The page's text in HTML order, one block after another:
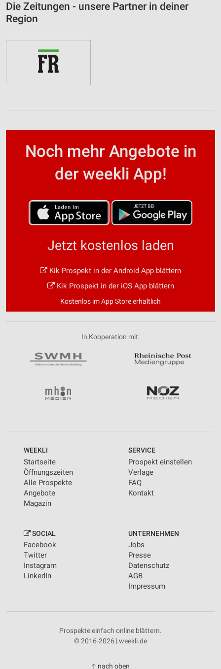
Die Zeitungen - unsere Partner in deiner
Region
Noch mehr Angebote in
der weekli App!
Jetzt kostenlos laden
Kik Prospekt in der Android App blättern
Kik Prospekt in der iOS App blättern
Kostenlos im App Store erhältlich
In Kooperation mit:
WEEKLI
Startseite
Öffnungszeiten
Alle Prospekte
Angebote
Magazin
SERVICE
Prospekt einstellen
Verlage
FAQ
Kontakt
SOCIAL
Facebook
Twitter
Instagram
LinkedIn
UNTERNEHMEN
Jobs
Presse
Datenschutz
AGB
Impressum
Prospekte einfach online blättern.
© 2016-2026 | weekli.de
↑ nach oben